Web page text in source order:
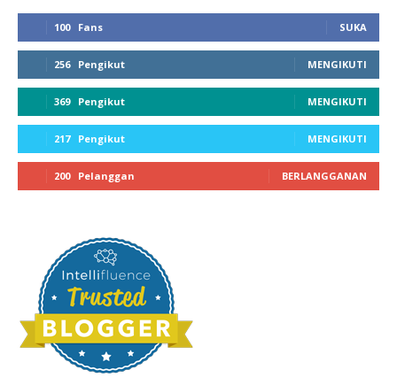
100 Fans SUKA
256 Pengikut MENGIKUTI
369 Pengikut MENGIKUTI
217 Pengikut MENGIKUTI
200 Pelanggan BERLANGGANAN